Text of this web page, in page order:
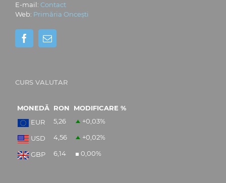
E-mail: Contact
Web: Primăria Oncești
CURS VALUTAR
MONEDĂ RON
MODIFICARE %
EUR
5,26 +0,03%
USD 4,56 +0,02%
GBP 6,14 0,00%